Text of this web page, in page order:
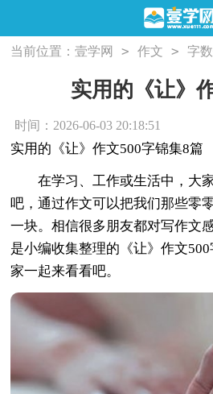
当前位置：壹学网 > 作文 > 字
的《让》作文500字
实用的《让》
时间：2026-06-03 20:18:51
实用的《让》作文500字锦集8篇
在学习、工作或生活中，大家
吧，通过作文可以把我们那些零
一块。相信很多朋友都对写作文
是小编收集整理的《让》作文
家一起来看看吧。